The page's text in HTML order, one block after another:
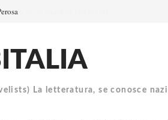
La letteratura, se conosce